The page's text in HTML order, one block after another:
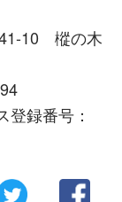
10 樅の木
録番号：